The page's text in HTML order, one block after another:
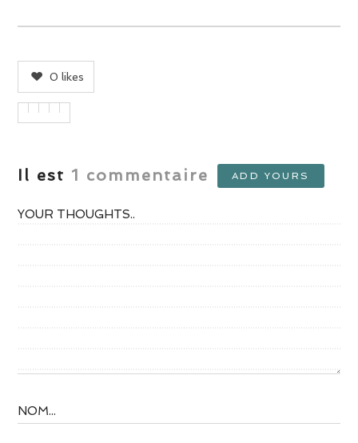
0 likes
Il est 1 commentaire ADD YOURS